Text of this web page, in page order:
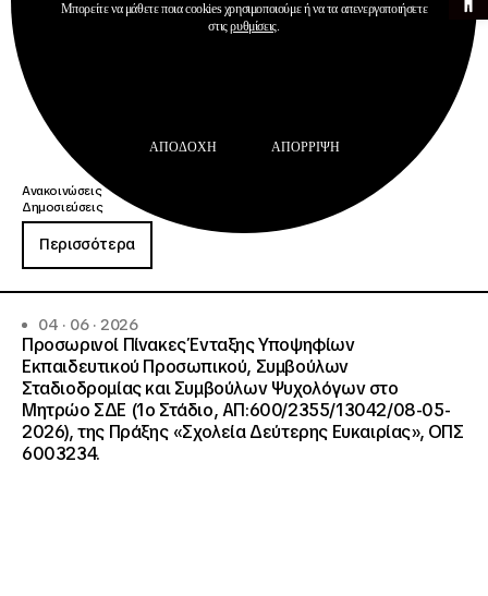
Ανακοινώσεις
Δημοσιεύσεις
Περισσότερα
04 · 06 · 2026
Προσωρινοί Πίνακες Ένταξης Υποψηφίων
Εκπαιδευτικού Προσωπικού, Συμβούλων
Σταδιοδρομίας και Συμβούλων Ψυχολόγων στο
Μητρώο ΣΔΕ (1ο Στάδιο, ΑΠ:600/2355/13042/08-05-
2026), της Πράξης «Σχολεία Δεύτερης Ευκαιρίας», ΟΠΣ
6003234.
Μπορείτε να μάθετε ποια cookies χρησιμοποιούμε ή να τα απενεργοποιήσετε
στιςρυθμίσεις.
ΑΠΟΔΟΧΉ ΑΠΌΡΡΙΨΗ